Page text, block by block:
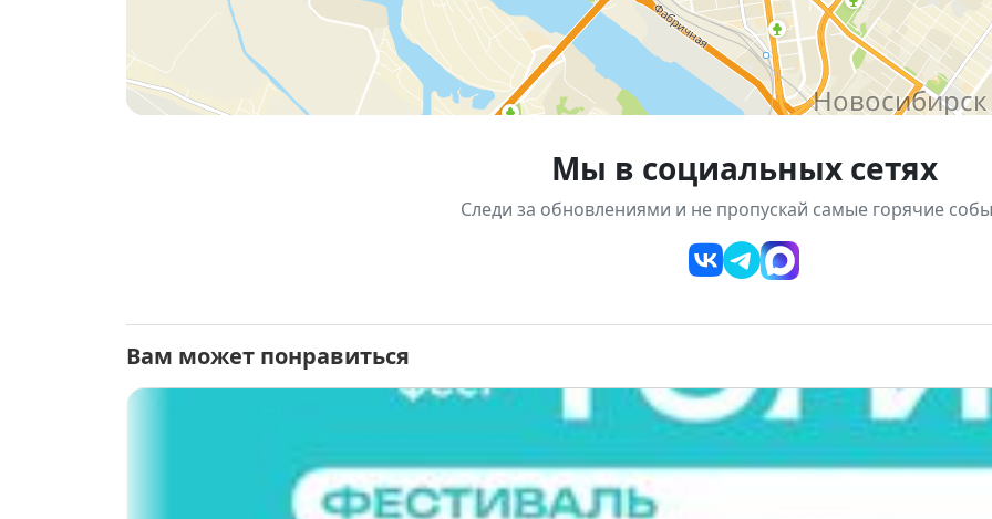
— 4, 11, 25 июня
— 9, 23, 30 июля
— 6, 13, 27 августа
Мы в социальных сетях
Следи за обновлениями и не пропускай самые горячие
Вам может понравиться